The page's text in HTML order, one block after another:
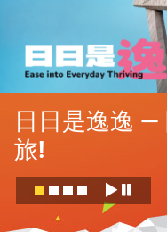
日日是逸逸 —
旅!